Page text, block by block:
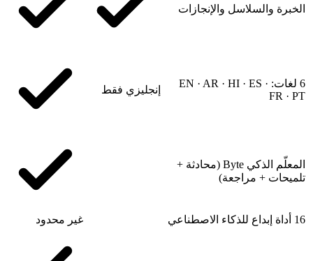
الخبرة والسلاسل والإنجازات
6 لغات: EN · AR · HI · ES ·
FR · PT
إنجليزي فقط
المعلّم الذكي Byte (محادثة +
تلميحات + مراجعة)
16 أداة إبداع للذكاء الاصطناعي غير محدود